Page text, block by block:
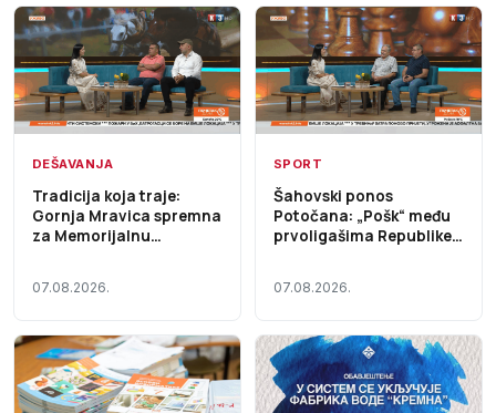
DEŠAVANJA
Tradicija koja traje:
Gornja Mravica spremna
za Memorijalnu
07.08.2026.
SPORT
Šahovski ponos
Potočana: „Pošk“ među
prvoligašima Republike
07.08.2026.